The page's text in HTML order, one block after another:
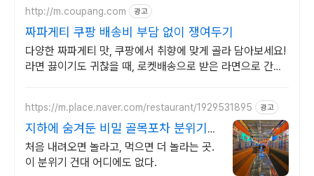
http://m.coupang.com 광고
짜파게티 쿠팡 배송비 부담 없이 쟁여두기
다양한 짜파게티 맛, 쿠팡에서 취향에 맞게 골라 담아보세요!
라면 끓이기도 귀찮을 때, 로켓배송으로 받은 라면으로 간편
https://m.place.naver.com/restaurant/1929531895 광고
지하에 숨겨둔 비밀 골목포차 분위기
미쳤다는 그곳
처음 내려오면 놀라고, 먹으면 더 놀라는 곳.
이 분위기 건대 어디에도 없다.